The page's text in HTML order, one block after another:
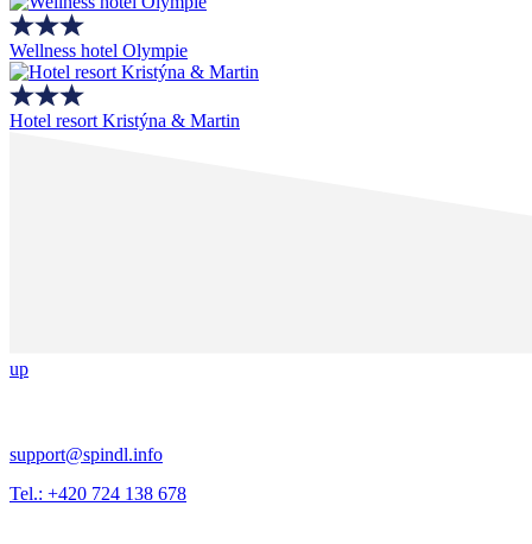
Wellness hotel Olympie
Hotel resort Kristýna & Martin
up
support@spindl.info
Tel.: +420 724 138 678